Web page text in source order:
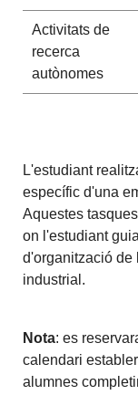
Activitats de
recerca
autònomes
L'estudiant
específic d'una
Aquestes
on l'estudiant
d'organització de
industrial.
Nota: es
calendari
alumnes